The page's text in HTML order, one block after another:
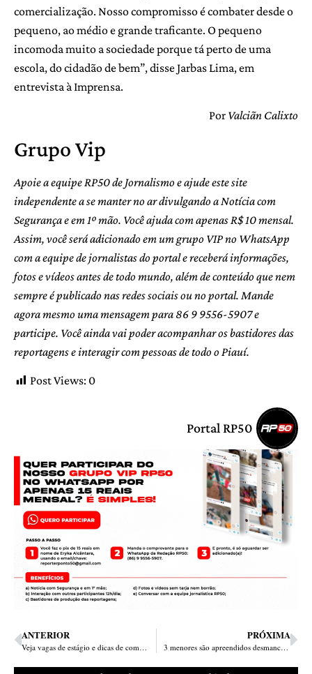
comercialização. Nosso compromisso é combater desde o
pequeno, ao médio e grande traficante. O pequeno
incomoda muito a sociedade porque tá perto de uma
escola, do cidadão de bem”, disse Jarbas Lima, em
entrevista à Imprensa.
Por Valciãn Calixto
Grupo Vip
Apoie a equipe RP50 de Jornalismo e ajude este site
independente a se manter no ar divulgando a Notícia com
Segurança e em 1º mão. Você ajuda com apenas R$ 10 mensal.
Assim, você será adicionado em um grupo VIP no WhatsApp
com a equipe de jornalistas do portal e receberá informações,
fotos e vídeos antes de todo mundo, além de conteúdo que nem
sempre é publicado nas redes sociais ou no portal. Mande
agora mesmo uma mensagem para 86 9 9556-5907 e
participe. Você ainda vai poder acompanhar os bastidores das
reportagens e interagir com pessoas de todo o Piauí.
Post Views: 0
Portal RP50
ANTERIOR
Veja vagas de estágio e dicas de como fazer seu currículo
PRÓXIMA
3 menores são apreendidos desmanchando moto roubada em Teresina